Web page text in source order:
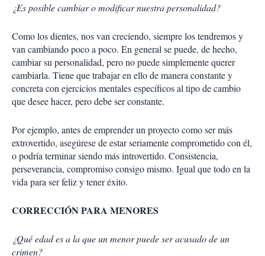
¿Es posible cambiar o modificar nuestra personalidad?
Como los dientes, nos van creciendo, siempre los tendremos y
van cambiando poco a poco. En general se puede, de hecho,
cambiar su personalidad, pero no puede simplemente querer
cambiarla. Tiene que trabajar en ello de manera constante y
concreta con ejercicios mentales específicos al tipo de cambio
que desee hacer, pero debe ser constante.
Por ejemplo, antes de emprender un proyecto como ser más
extrovertido, asegúrese de estar seriamente comprometido con él,
o podría terminar siendo más introvertido. Consistencia,
perseverancia, compromiso consigo mismo. Igual que todo en la
vida para ser feliz y tener éxito.
CORRECCIÓN PARA MENORES
¿Qué edad es a la que un menor puede ser acusado de un
crimen?